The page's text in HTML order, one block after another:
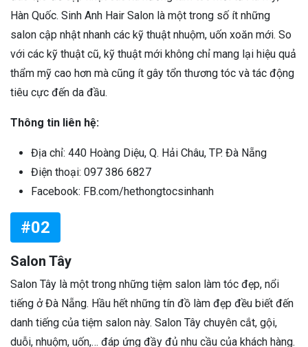
Hàn Quốc. Sinh Anh Hair Salon là một trong số ít những
salon cập nhật nhanh các kỹ thuật nhuộm, uốn xoăn mới. So
với các kỹ thuật cũ, kỹ thuật mới không chỉ mang lại hiệu quả
thẩm mỹ cao hơn mà cũng ít gây tổn thương tóc và tác động
tiêu cực đến da đầu.
Thông tin liên hệ:
Địa chỉ: 440 Hoàng Diệu, Q. Hải Châu, TP. Đà Nẵng
Điện thoại: 097 386 6827
Facebook: FB.com/hethongtocsinhanh
#02
Salon Tây
Salon Tây là một trong những tiệm salon làm tóc đẹp, nổi
tiếng ở Đà Nẵng. Hầu hết những tín đồ làm đẹp đều biết đến
danh tiếng của tiệm salon này. Salon Tây chuyên cắt, gội,
duỗi, nhuộm, uốn,… đáp ứng đầy đủ nhu cầu của khách hàng.